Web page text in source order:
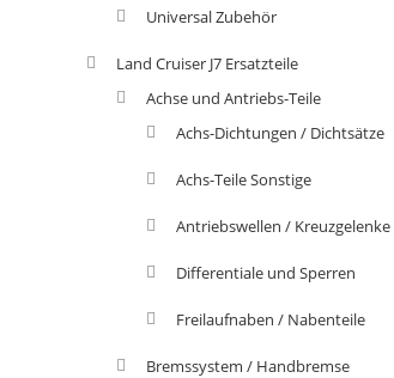
Universal Zubehör
Land Cruiser J7 Ersatzteile
Achse und Antriebs-Teile
Achs-Dichtungen / Dichtsätze
Achs-Teile Sonstige
Antriebswellen / Kreuzgelenke
Differentiale und Sperren
Freilaufnaben / Nabenteile
Bremssystem / Handbremse